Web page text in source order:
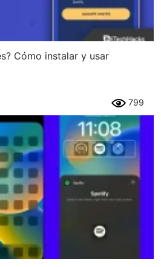
Cómo instalar y usar
799